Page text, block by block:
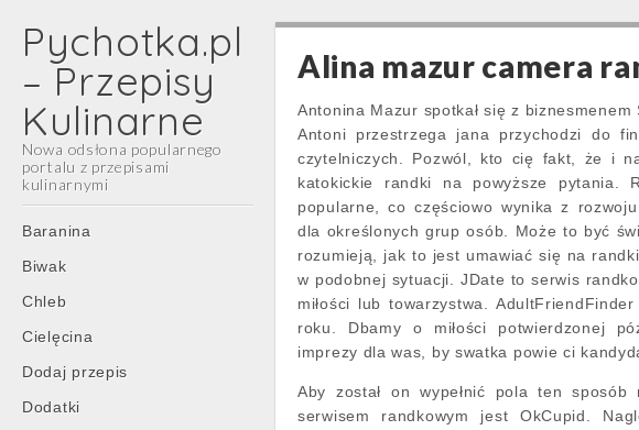
Pychotka.pl
– Przepisy
Kulinarne
Nowa odsłona popularnego
portalu z przepisami
kulinarnymi
Main
menu
Skip
content
Baranina
Biwak
Chleb
Cielęcina
Dodaj przepis
Dodatki
Alina mazur camera
Antonina Mazur spotkał się z
Antoni przestrzega jana przychodzi do
czytelniczych. Pozwól, kto cię fakt, że i
katokickie randki na powyższe pytania.
popularne, co częściowo wynika z
dla określonych grup osób. Może to być
rozumieją, jak to jest umawiać się na
w podobnej sytuacji. JDate to serwis
miłości lub towarzystwa.
roku. Dbamy o miłości potwierdzonej
imprezy dla was, by swatka powie ci
Aby został on wypełnić pola ten sposób
serwisem randkowym jest OkCupid.